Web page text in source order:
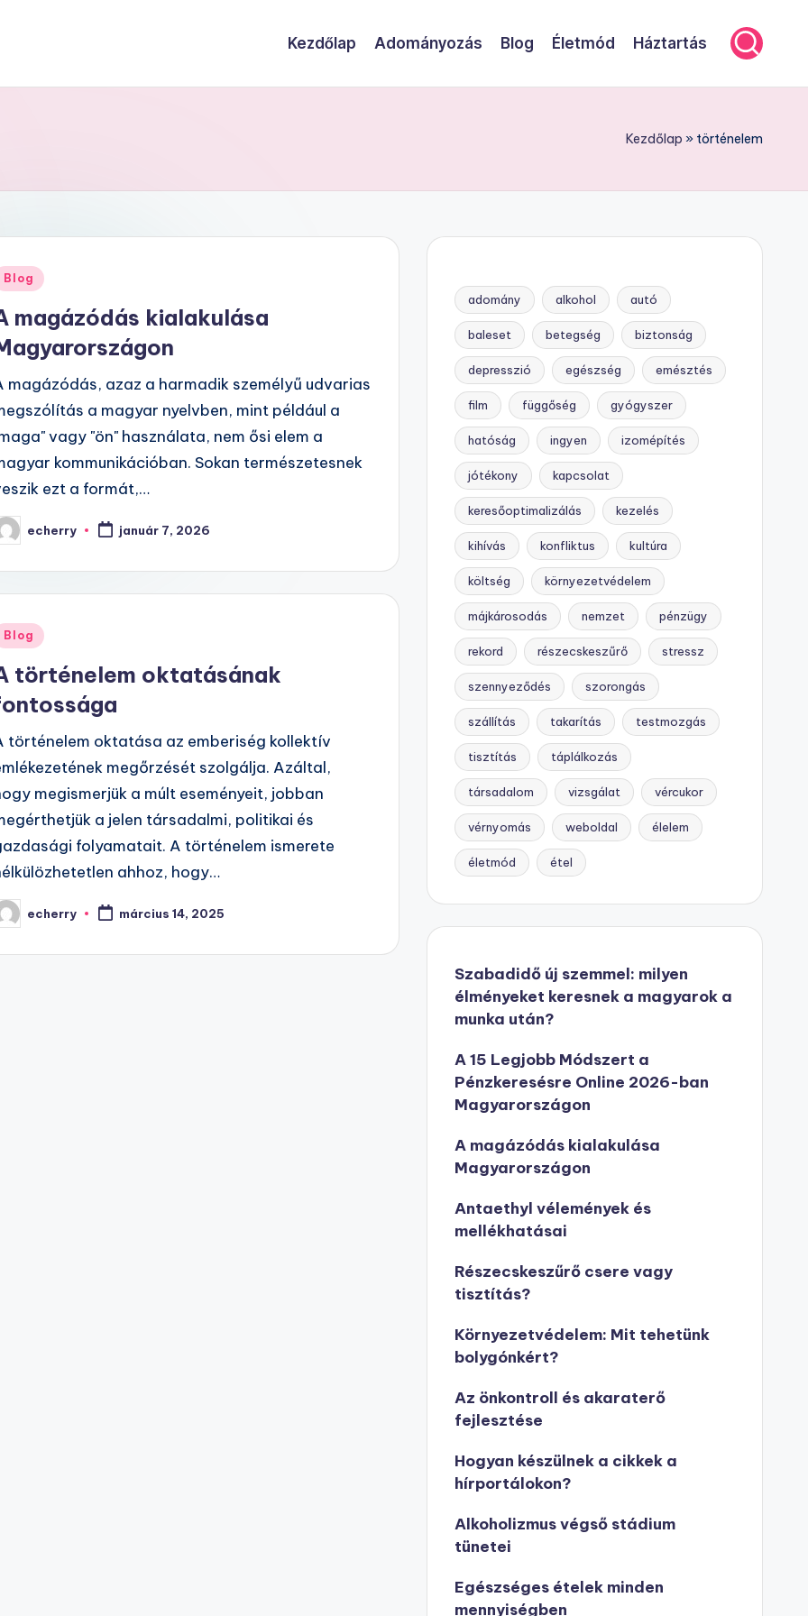
Kezdőlap Adományozás Blog Életmód Háztartás
Kezdőlap » történelem
Blog
magázódás kialakulása
magázódás, azaz a harmadik személyű udvarias
a magyar nyelvben, mint például a
vagy "ön" használata, nem ősi elem a
kommunikációban. Sokan természetesnek
ezt a formát,…
echerry január 7, 2026
Blog
történelem oktatásának
történelem oktatása az emberiség kollektív
megőrzését szolgálja. Azáltal,
megismerjük a múlt eseményeit, jobban
a jelen társadalmi, politikai és
folyamatait. A történelem ismerete
ahhoz, hogy…
echerry március 14, 2025
adomány alkohol autó
baleset betegség biztonság
depresszió egészség emésztés
film függőség gyógyszer
hatóság ingyen izomépítés
jótékony kapcsolat
keresőoptimalizálás kezelés
kihívás konfliktus kultúra
költség környezetvédelem
májkárosodás nemzet pénzügy
rekord részecskeszűrő stressz
szennyeződés szorongás
szállítás takarítás testmozgás
tisztítás táplálkozás
társadalom vizsgálat vércukor
vérnyomás weboldal élelem
életmód étel
Szabadidő új szemmel: milyen
élményeket keresnek a magyarok a
munka után?
A 15 Legjobb Módszert a
Pénzkeresésre Online 2026-ban
Magyarországon
A magázódás kialakulása
Magyarországon
Antaethyl vélemények és
mellékhatásai
Részecskeszűrő csere vagy
tisztítás?
Környezetvédelem: Mit tehetünk
bolygónkért?
Az önkontroll és akaraterő
fejlesztése
Hogyan készülnek a cikkek a
hírportálokon?
Alkoholizmus végső stádium
tünetei
Egészséges ételek minden
mennyiségben